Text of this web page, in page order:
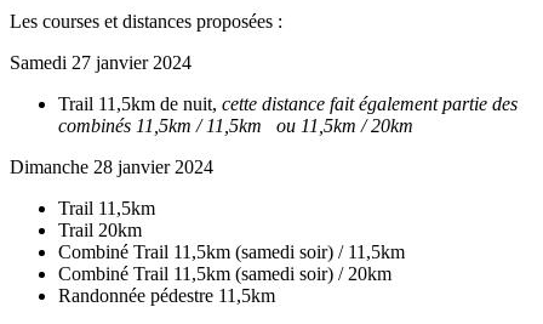
Les courses et distances proposées :
Samedi 27 janvier 2024
Trail 11,5km de nuit, cette distance fait également partie des
combinés 11,5km / 11,5km ou 11,5km / 20km
Dimanche 28 janvier 2024
Trail 11,5km
Trail 20km
Combiné Trail 11,5km (samedi soir) / 11,5km
Combiné Trail 11,5km (samedi soir) / 20km
Randonnée pédestre 11,5km